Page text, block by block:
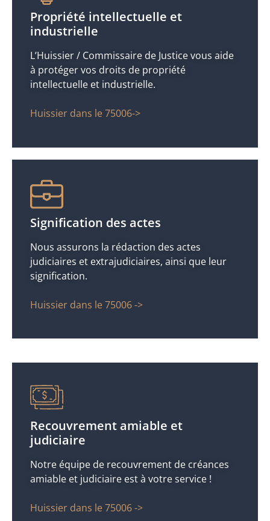
Propriété intellectuelle et
industrielle
L’Huissier / Commissaire de Justice vous aide
à protéger vos droits de propriété
intellectuelle et industrielle.
Huissier dans le 75006->
Signification des actes
Nous assurons la rédaction des actes
judiciaires et extrajudiciaires, ainsi que leur
signification.
Huissier dans le 75006 ->
Recouvrement amiable et
judiciaire
Notre équipe de recouvrement de créances
amiable et judiciaire est à votre service !
Huissier dans le 75006 ->